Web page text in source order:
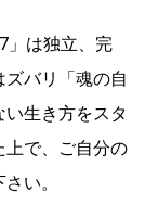
」は独立、完
バリ「魂の自
生き方をスタ
上で、ご自分の
い。